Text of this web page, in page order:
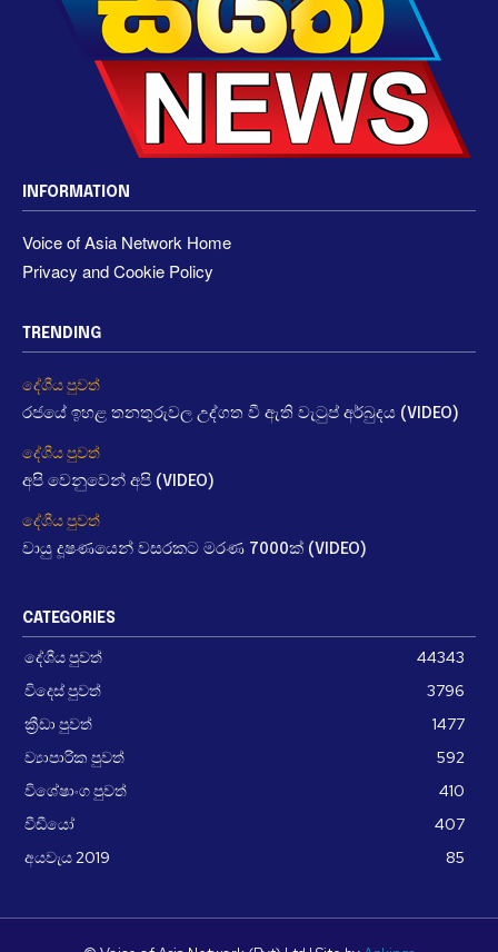
INFORMATION
Voice of Asia Network Home
Privacy and Cookie Policy
TRENDING
දේශීය පුවත්
රජයේ ඉහළ තනතුරුවල උද්ගත වී ඇති වැටුප් අර්බුදය (VIDEO)
දේශීය පුවත්
අපි වෙනුවෙන් අපි (VIDEO)
දේශීය පුවත්
වායු දූෂණයෙන් වසරකට මරණ 7000ක් (VIDEO)
CATEGORIES
දේශීය පුවත්
44343
විදෙස් පුවත්
3796
ක්‍රීඩා පුවත්
1477
ව්‍යාපාරික පුවත්
592
විශේෂාංග පුවත්
410
වීඩීයෝ
407
අයවැය 2019
85